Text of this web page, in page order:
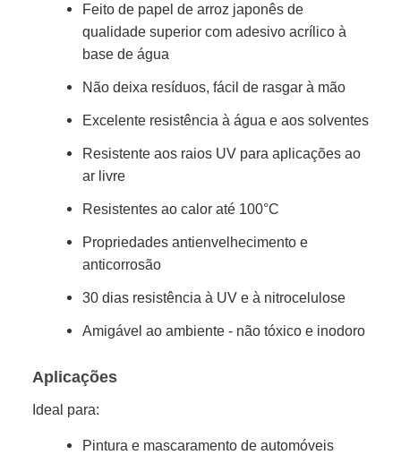
Feito de papel de arroz japonês de
qualidade superior com adesivo acrílico à
base de água
Não deixa resíduos, fácil de rasgar à mão
Excelente resistência à água e aos solventes
Resistente aos raios UV para aplicações ao
ar livre
Resistentes ao calor até 100°C
Propriedades antienvelhecimento e
anticorrosão
30 dias resistência à UV e à nitrocelulose
Amigável ao ambiente - não tóxico e inodoro
Aplicações
Ideal para:
Pintura e mascaramento de automóveis